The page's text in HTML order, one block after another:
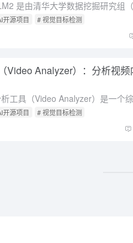
开源项目 # 视觉目标检测
Video Analyzer）：分析视频
开源项目 # 视觉目标检测